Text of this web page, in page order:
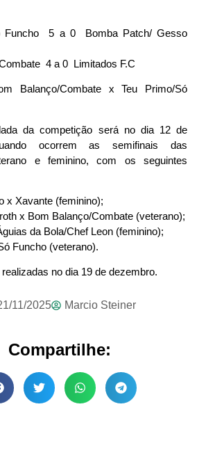
Funcho 5 a 0 Bomba Patch/ Gesso
4 a 0 Limitados F.C
Balanço/Combate x Teu Primo/Só
da competição será no dia 12 de
ocorrem as semifinais das
e feminino, com os seguintes
x Xavante (feminino);
x Bom Balanço/Combate (veterano);
da Bola/Chef Leon (feminino);
Funcho (veterano).
no dia 19 de dezembro.
11/2025 Marcio Steiner
Compartilhe: